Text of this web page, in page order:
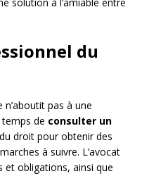
du
pas à une
de consulter un
droit pour obtenir des
à suivre. L’avocat
obligations, ainsi que